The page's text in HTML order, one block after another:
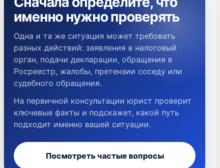
именно нужно проверять
Одна и та же ситуация может требовать
разных действий: заявления в налоговый
орган, подачи декларации, обращения в
Росреестр, жалобы, претензии соседу или
судебного обращения.
На первичной консультации юрист проверит
ключевые факты и подскажет, какой путь
подходит именно вашей ситуации.
Посмотреть частые вопросы